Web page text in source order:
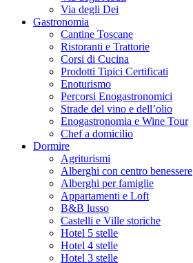
Via degli Dei
Gastronomia
Cantine Toscane
Ristoranti e Trattorie
Corsi di Cucina
Prodotti Tipici Certificati
Enoturismo
Percorsi Enogastronomici
Strade del vino e dell’olio
Enogastronomia e Wine Tour
Chef a domicilio
Dormire
Agriturismi
Alberghi con centro benessere
Alberghi per famiglie
Appartamenti e Loft
B&B lusso
Castelli e Ville storiche
Hotel 5 stelle
Hotel 4 stelle
Hotel 3 stelle